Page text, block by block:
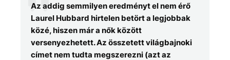
Az addig semmilyen eredményt el nem érő
Laurel Hubbard hirtelen betört a legjobbak
közé, hiszen már a nők között
versenyezhetett. Az összetett világbajnoki
címet nem tudta megszerezni (azt az